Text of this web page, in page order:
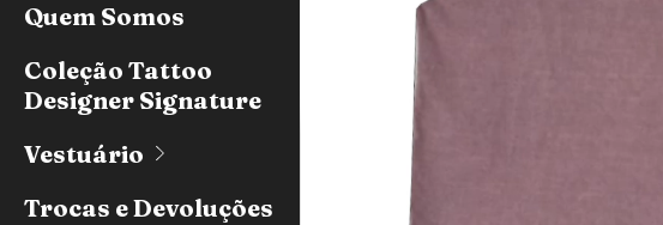
Quem Somos
Coleção Tattoo
Designer Signature
Vestuário
Trocas e Devoluções